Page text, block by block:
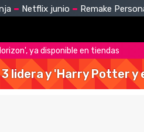
Netflix junio Remake
ya disponible en tiendas
lidera y 'Harry Potter